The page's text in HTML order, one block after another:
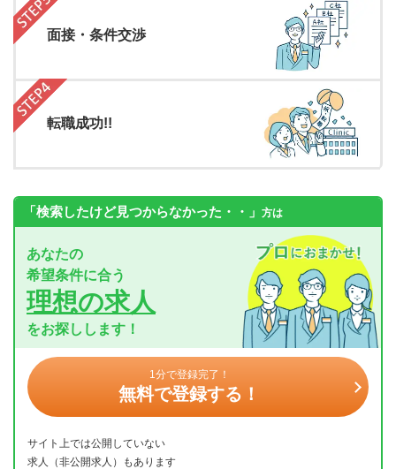
面接・条件交渉
転職成功!!
「検索したけど見つからなかった・・」 方は
あなたの
希望条件に合う
理想の求人
をお探しします！
1分で登録完了！
無料で登録する！
サイト上では公開していない
求人（非公開求人）もあります